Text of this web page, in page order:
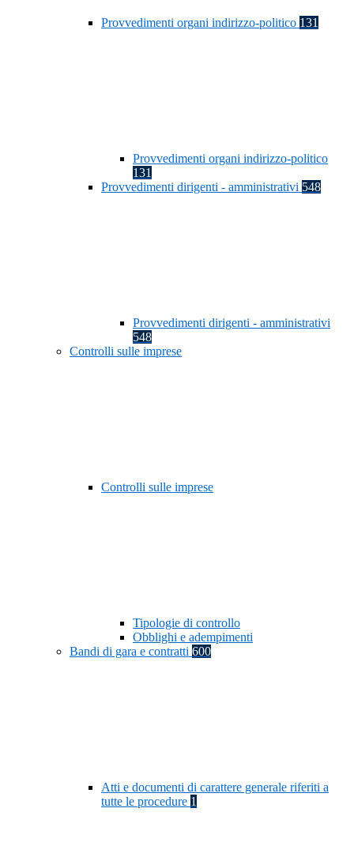
Provvedimenti organi indirizzo-politico 131
Provvedimenti organi indirizzo-politico
131
Provvedimenti dirigenti - amministrativi 548
Provvedimenti dirigenti - amministrativi
548
Controlli sulle imprese
Controlli sulle imprese
Tipologie di controllo
Obblighi e adempimenti
Bandi di gara e contratti 600
Atti e documenti di carattere generale riferiti a
tutte le procedure 1